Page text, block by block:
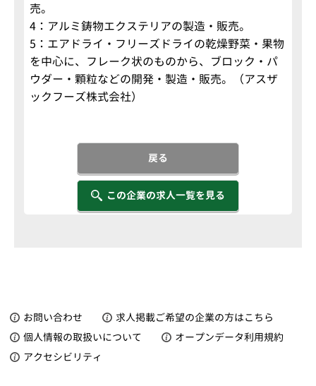
売。
4：アルミ鋳物エクステリアの製造・販売。
5：エアドライ・フリーズドライの乾燥野菜・果物
を中心に、フレーク状のものから、ブロック・パ
ウダー・顆粒などの開発・製造・販売。（アスザ
ックフーズ株式会社）
戻る
この企業の求人一覧を見る
お問い合わせ
求人掲載ご希望の企業の方はこちら
個人情報の取扱いについて
オープンデータ利用規約
アクセシビリティ